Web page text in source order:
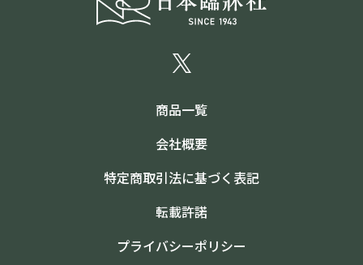
商品一覧
会社概要
特定商取引法に基づく表記
転載許諾
プライバシーポリシー